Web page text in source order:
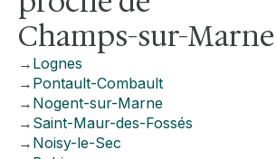
Champs-sur-Marne
→ Lognes
→ Pontault-Combault
→ Nogent-sur-Marne
→ Saint-Maur-des-Fossés
→ Noisy-le-Sec